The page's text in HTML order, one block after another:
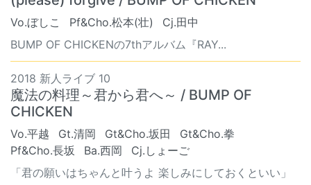
Vo.ぼしこ Pf&Cho.松本(壮)
Cj.田中
BUMP OF CHICKENの7thアルバム『RAY...
2018 新人ライブ 10
魔法の料理～君から君へ～ / BUMP OF
CHICKEN
Vo.平越 Gt.清岡 Gt&Cho.坂田
Gt&Cho.拳
Pf&Cho.長坂
Ba.西岡
Cj.しょーご
「君の願いはちゃんと叶うよ 楽しみにしておくといい」